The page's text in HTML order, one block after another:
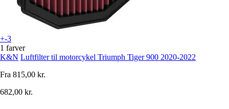
+-3
1 farver
K&N Luftfilter til motorcykel Triumph Tiger 900 2020-2022
Fra 815,00 kr.
682,00 kr.